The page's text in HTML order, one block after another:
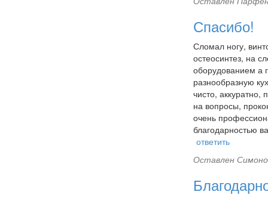
Спасибо!
Сломал ногу,
остеосинтез, на
оборудованием а
разнообразную
чисто, аккуратно,
на вопросы,
очень
благодарностью
ответить
Оставлен